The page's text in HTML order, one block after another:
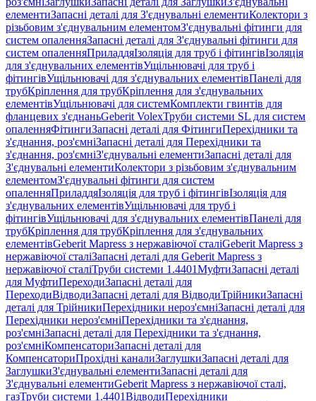
елементиЗапасні деталі для З'єднувальні елементиКолектори з
різьбовим з'єднувальним елементомЗ'єднувальні фітинги для
систем опаленняЗапасні деталі для З'єднувальні фітинги для
систем опаленняПриладдяІзоляція для труб і фітингівІзоляція
для з'єднувальних елементівУщільнювачі для труб і
фітингівУщільнювачі для з'єднувальних елементівПанелі для
трубКріплення для трубКріплення для з'єднувальних
елементівУщільнювачі для системКомплекти гвинтів для
фланцевих з'єднаньGeberit VolexТруби системи SL для систем
опаленняФітингиЗапасні деталі для ФітингиПерехідники та
з'єднання, роз'ємніЗапасні деталі для Перехідники та
з'єднання, роз'ємніЗ'єднувальні елементиЗапасні деталі для
З'єднувальні елементиКолектори з різьбовим з'єднувальним
елементомЗ'єднувальні фітинги для систем
опаленняПриладдяІзоляція для труб і фітингівІзоляція для
з'єднувальних елементівУщільнювачі для труб і
фітингівУщільнювачі для з'єднувальних елементівПанелі для
трубКріплення для трубКріплення для з'єднувальних
елементівGeberit Mapress з нержавіючої сталіGeberit Mapress з
нержавіючої сталіЗапасні деталі для Geberit Mapress з
нержавіючої сталіТруби системи 1.4401МуфтиЗапасні деталі
для МуфтиПереходиЗапасні деталі для
ПереходиВідводиЗапасні деталі для ВідводиТрійникиЗапасні
деталі для ТрійникиПерехідники нероз'ємніЗапасні деталі для
Перехідники нероз'ємніПерехідники та з'єднання,
роз'ємніЗапасні деталі для Перехідники та з'єднання,
роз'ємніКомпенсаториЗапасні деталі для
КомпенсаториПрохідні каналиЗаглушкиЗапасні деталі для
ЗаглушкиЗ'єднувальні елементиЗапасні деталі для
З'єднувальні елементиGeberit Mapress з нержавіючої сталі,
газТруби системи 1.4401ВідводиПерехідники